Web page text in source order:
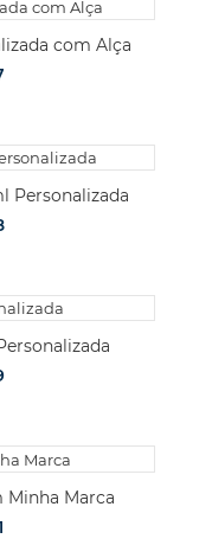
com Alça
Personalizada
Minha Marca